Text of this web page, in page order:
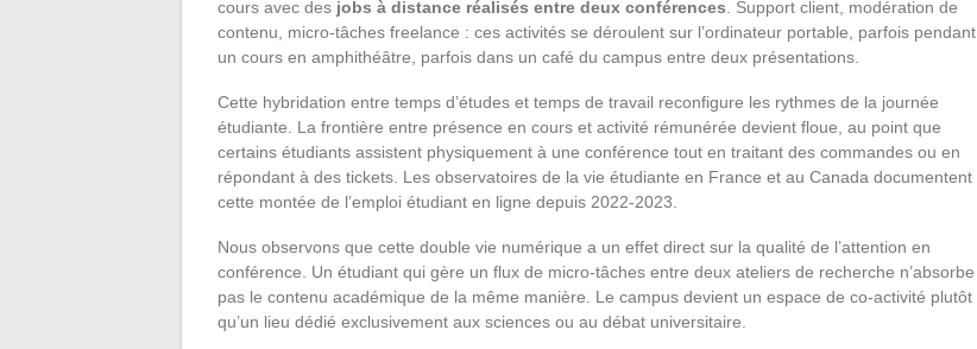
cours avec des jobs à distance réalisés entre deux conférences . Support client, modération de
contenu, micro-tâches freelance : ces activités se déroulent sur l’ordinateur portable, parfois pendant
un cours en amphithéâtre, parfois dans un café du campus entre deux présentations.
Cette hybridation entre temps d’études et temps de travail reconfigure les rythmes de la journée
étudiante. La frontière entre présence en cours et activité rémunérée devient floue, au point que
certains étudiants assistent physiquement à une conférence tout en traitant des commandes ou en
répondant à des tickets. Les observatoires de la vie étudiante en France et au Canada documentent
cette montée de l’emploi étudiant en ligne depuis 2022-2023.
Nous observons que cette double vie numérique a un effet direct sur la qualité de l’attention en
conférence. Un étudiant qui gère un flux de micro-tâches entre deux ateliers de recherche n’absorbe
pas le contenu académique de la même manière. Le campus devient un espace de co-activité plutôt
qu’un lieu dédié exclusivement aux sciences ou au débat universitaire.